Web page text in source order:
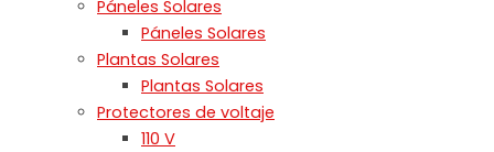
Páneles Solares
Páneles Solares
Plantas Solares
Plantas Solares
Protectores de voltaje
110 V